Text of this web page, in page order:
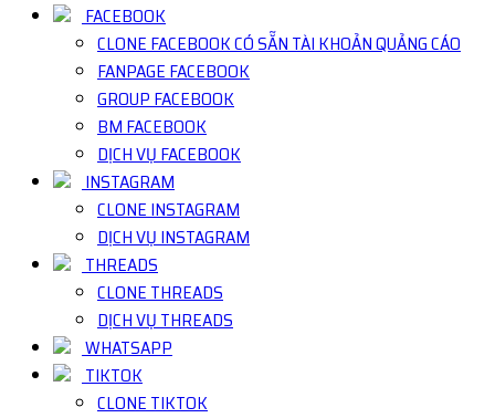
FACEBOOK
CLONE FACEBOOK CÓ SẴN TÀI KHOẢN QUẢNG CÁO
FANPAGE FACEBOOK
GROUP FACEBOOK
BM FACEBOOK
DỊCH VỤ FACEBOOK
INSTAGRAM
CLONE INSTAGRAM
DỊCH VỤ INSTAGRAM
THREADS
CLONE THREADS
DỊCH VỤ THREADS
WHATSAPP
TIKTOK
CLONE TIKTOK